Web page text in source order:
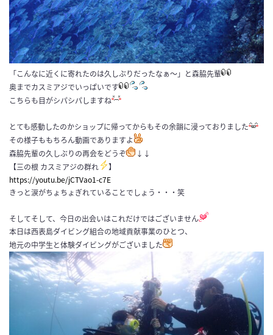
「こんなに近くに寄れたのは久しぶりだったなぁ～」と森脇先輩
奥までカスミアジでいっぱいです
こちらも目がシパシパしますね
とても感動したのかショップに帰ってからもその余韻に浸っておりました
その様子ももちろん動画でありますよ
森脇先輩の久しぶりの再会をどうぞ
↓↓
【三の根 カスミアジの群れ
】
https://youtu.be/jCTVao1-c7E
きっと涙がちょちょぎれていることでしょう・・・笑
そしてそして、今日の出会いはこれだけではございません
本日は西表島ダイビング組合の地域貢献事業のひとつ、
地元の中学生と体験ダイビングがございました